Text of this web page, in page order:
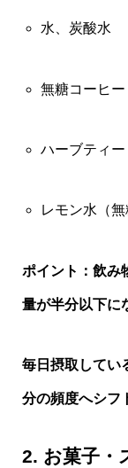
水、炭酸水
無糖コーヒ
ハーブティー
レモン水（無
ポイント：飲み
量が半分以下に
毎日摂取してい
分の頻度へシフ
2. お菓子・